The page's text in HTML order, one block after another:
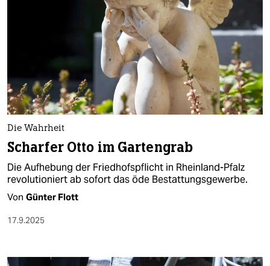
Die Wahrheit
Scharfer Otto im Gartengrab
Die Aufhebung der Friedhofspflicht in Rheinland-Pfalz
revolutioniert ab sofort das öde Bestattungsgewerbe.
Von Günter Flott
17.9.2025